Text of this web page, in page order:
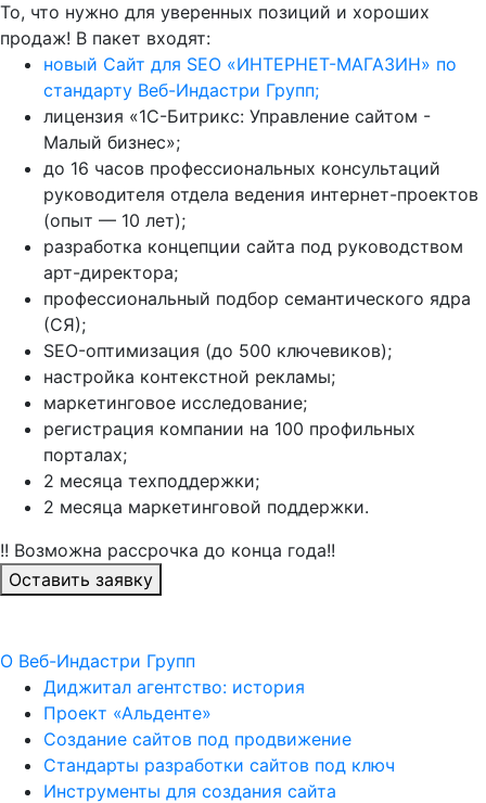
То, что нужно для уверенных позиций и хороших
продаж! В пакет входят:
новый Сайт для SEO «ИНТЕРНЕТ-МАГАЗИН» по
стандарту Веб-Индастри Групп;
лицензия «1С-Битрикс: Управление сайтом -
Малый бизнес»;
до 16 часов профессиональных консультаций
руководителя отдела ведения интернет-проектов
(опыт — 10 лет);
разработка концепции сайта под руководством
арт-директора;
профессиональный подбор семантического ядра
(СЯ);
SEO-оптимизация (до 500 ключевиков);
настройка контекстной рекламы;
маркетинговое исследование;
регистрация компании на 100 профильных
порталах;
2 месяца техподдержки;
2 месяца маркетинговой поддержки.
!! Возможна рассрочка до конца года!!
Оставить заявку
О Веб-Индастри Групп
Диджитал агентство: история
Проект «Альденте»
Создание сайтов под продвижение
Стандарты разработки сайтов под ключ
Инструменты для создания сайта